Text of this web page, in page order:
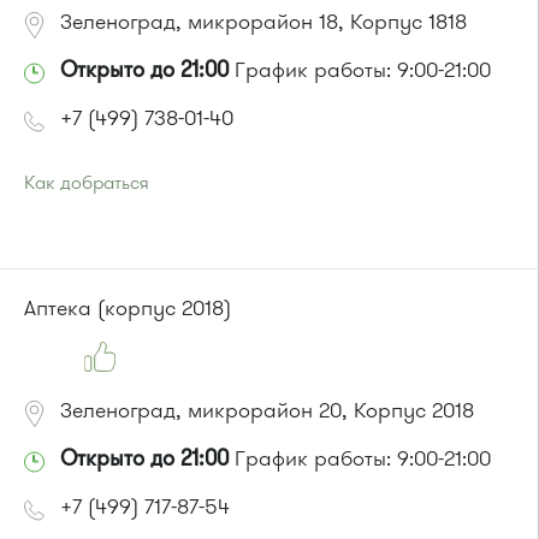
Зеленоград, микрорайон 18, Корпус 1818
Открыто до 21:00График работы: 9:00-21:00
+7 (499) 738-01-40
Как добраться
Маршрутка № 419м, 460м, 476м, 707м
или до остановки"Школа искусств"
Автобусы № 14, 17, 18, 19, 20, 400к.
Маршрутка № 164, 417м, 419м, 476м, 479м
Аптека (корпус 2018)
Зеленоград, микрорайон 20, Корпус 2018
Открыто до 21:00График работы: 9:00-21:00
+7 (499) 717-87-54